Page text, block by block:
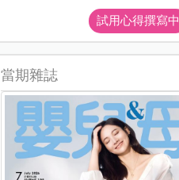
試用心得撰寫中
當期雜誌